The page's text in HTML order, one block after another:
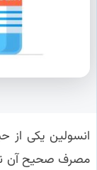
انسولین یکی از
مصرف صحیح آن